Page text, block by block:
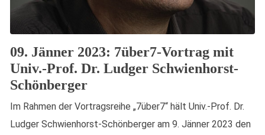
09. Jänner 2023: 7über7-Vortrag mit
Univ.-Prof. Dr. Ludger Schwienhorst-
Schönberger
Im Rahmen der Vortragsreihe „7über7“ hält Univ.-Prof. Dr.
Ludger Schwienhorst-Schönberger am 9. Jänner 2023 den